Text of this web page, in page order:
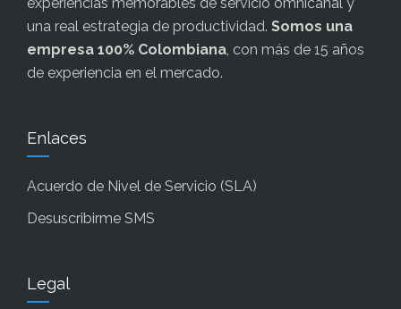
una real estrategia de productividad. Somos una
empresa 100% Colombiana, con más de 15 años
de experiencia en el mercado.
Enlaces
Acuerdo de Nivel de Servicio (SLA)
Desuscribirme SMS
Legal